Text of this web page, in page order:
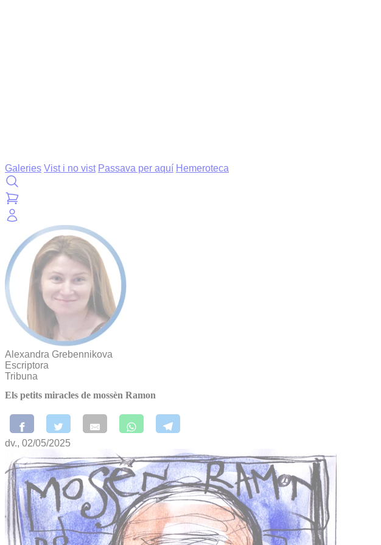
Galeries Vist i no vist Passava per aquí Hemeroteca
Alexandra Grebennikova
Escriptora
Tribuna
Els petits miracles de mossèn Ramon
dv., 02/05/2025